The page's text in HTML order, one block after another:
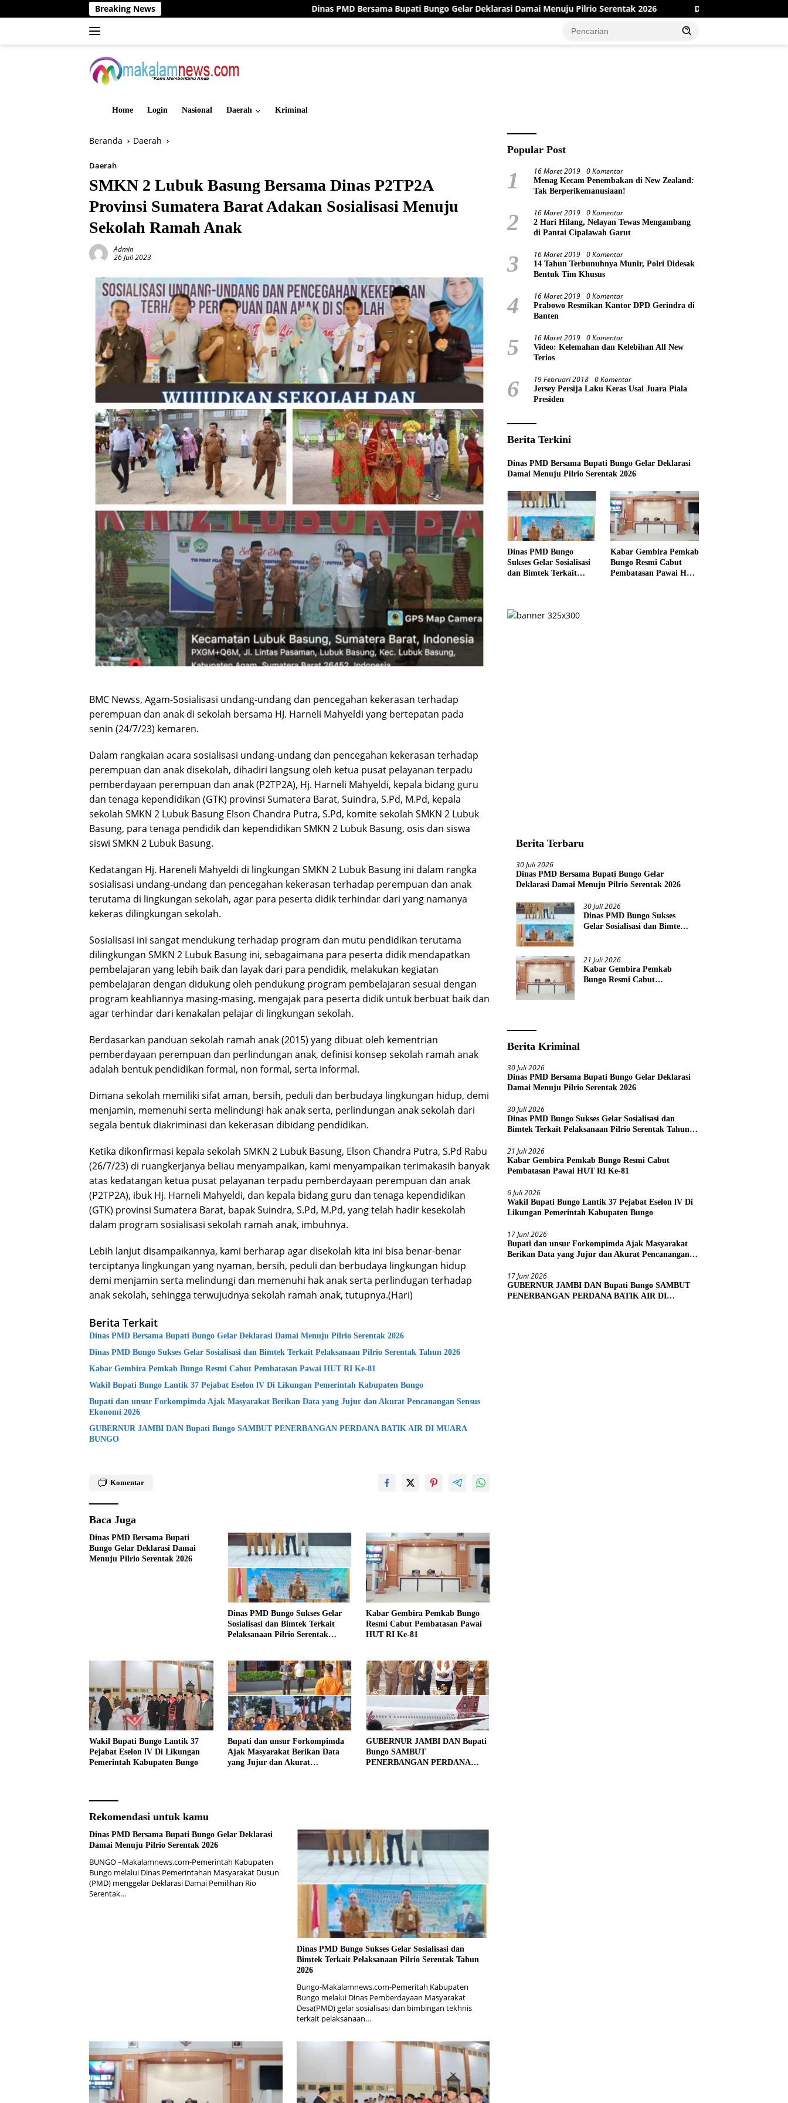
ke
Breaking News Dinas PMD Bersama Bupati Bungo Gelar Deklarasi Damai Menuju Pilrio Serentak 2026 Dinas PMD Bungo Sukses Gelar Sosialisasi
Home Login Nasional Daerah Kriminal
Beranda Daerah
Daerah
SMKN 2 Lubuk Basung Bersama Dinas P2TP2A
Provinsi Sumatera Barat Adakan Sosialisasi Menuju
Sekolah Ramah Anak
Admin
26 Juli 2023
BMC Newss, Agam-Sosialisasi undang-undang dan pencegahan kekerasan terhadap
perempuan dan anak di sekolah bersama HJ. Harneli Mahyeldi yang bertepatan pada
senin (24/7/23) kemaren.
Dalam rangkaian acara sosialisasi undang-undang dan pencegahan kekerasan terhadap
perempuan dan anak disekolah, dihadiri langsung oleh ketua pusat pelayanan terpadu
pemberdayaan perempuan dan anak (P2TP2A), Hj. Harneli Mahyeldi, kepala bidang guru
dan tenaga kependidikan (GTK) provinsi Sumatera Barat, Suindra, S.Pd, M.Pd, kepala
sekolah SMKN 2 Lubuk Basung Elson Chandra Putra, S.Pd, komite sekolah SMKN 2 Lubuk
Basung, para tenaga pendidik dan kependidikan SMKN 2 Lubuk Basung, osis dan siswa
siswi SMKN 2 Lubuk Basung.
Kedatangan Hj. Hareneli Mahyeldi di lingkungan SMKN 2 Lubuk Basung ini dalam rangka
sosialisasi undang-undang dan pencegahan kekerasan terhadap perempuan dan anak
terutama di lingkungan sekolah, agar para peserta didik terhindar dari yang namanya
kekeras dilingkungan sekolah.
Sosialisasi ini sangat mendukung terhadap program dan mutu pendidikan terutama
dilingkungan SMKN 2 Lubuk Basung ini, sebagaimana para peserta didik mendapatkan
pembelajaran yang lebih baik dan layak dari para pendidik, melakukan kegiatan
pembelajaran dengan didukung oleh pendukung program pembelajaran sesuai dengan
program keahliannya masing-masing, mengajak para peserta didik untuk berbuat baik dan
agar terhindar dari kenakalan pelajar di lingkungan sekolah.
Berdasarkan panduan sekolah ramah anak (2015) yang dibuat oleh kementrian
pemberdayaan perempuan dan perlindungan anak, definisi konsep sekolah ramah anak
adalah bentuk pendidikan formal, non formal, serta informal.
Dimana sekolah memiliki sifat aman, bersih, peduli dan berbudaya lingkungan hidup, demi
menjamin, memenuhi serta melindungi hak anak serta, perlindungan anak sekolah dari
segala bentuk diakriminasi dan kekerasan dibidang pendidikan.
Ketika dikonfirmasi kepala sekolah SMKN 2 Lubuk Basung, Elson Chandra Putra, S.Pd Rabu
(26/7/23) di ruangkerjanya beliau menyampaikan, kami menyampaikan terimakasih banyak
atas kedatangan ketua pusat pelayanan terpadu pemberdayaan perempuan dan anak
(P2TP2A), ibuk Hj. Harneli Mahyeldi, dan kepala bidang guru dan tenaga kependidikan
(GTK) provinsi Sumatera Barat, bapak Suindra, S.Pd, M.Pd, yang telah hadir kesekolah
dalam program sosialisasi sekolah ramah anak, imbuhnya.
Lebih lanjut disampaikannya, kami berharap agar disekolah kita ini bisa benar-benar
terciptanya lingkungan yang nyaman, bersih, peduli dan berbudaya lingkungan hidup
demi menjamin serta melindungi dan memenuhi hak anak serta perlindugan terhadap
anak sekolah, sehingga terwujudnya sekolah ramah anak, tutupnya.(Hari)
Berita Terkait
Dinas PMD Bersama Bupati Bungo Gelar Deklarasi Damai Menuju Pilrio Serentak 2026
Dinas PMD Bungo Sukses Gelar Sosialisasi dan Bimtek Terkait Pelaksanaan Pilrio Serentak Tahun 2026
Kabar Gembira Pemkab Bungo Resmi Cabut Pembatasan Pawai HUT RI Ke-81
Wakil Bupati Bungo Lantik 37 Pejabat Eselon lV Di Likungan Pemerintah Kabupaten Bungo
Bupati dan unsur Forkompimda Ajak Masyarakat Berikan Data yang Jujur dan Akurat Pencanangan Sensus
Ekonomi 2026
GUBERNUR JAMBI DAN Bupati Bungo SAMBUT PENERBANGAN PERDANA BATIK AIR DI MUARA
BUNGO
Komentar
Baca Juga
Dinas PMD Bersama Bupati
Bungo Gelar Deklarasi Damai
Menuju Pilrio Serentak 2026
Dinas PMD Bungo Sukses Gelar
Sosialisasi dan Bimtek Terkait
Pelaksanaan Pilrio Serentak
Kabar Gembira Pemkab Bungo
Resmi Cabut Pembatasan Pawai
HUT RI Ke-81
Wakil Bupati Bungo Lantik 37
Pejabat Eselon lV Di Likungan
Pemerintah Kabupaten Bungo
Bupati dan unsur Forkompimda
Ajak Masyarakat Berikan Data
yang Jujur dan Akurat
GUBERNUR JAMBI DAN Bupati
Bungo SAMBUT
PENERBANGAN PERDANA
Rekomendasi untuk kamu
Dinas PMD Bersama Bupati Bungo Gelar Deklarasi
Damai Menuju Pilrio Serentak 2026
BUNGO –Makalamnews.com-Pemerintah Kabupaten
Bungo melalui Dinas Pemerintahan Masyarakat Dusun
(PMD) menggelar Deklarasi Damai Pemilihan Rio
Serentak…
Dinas PMD Bungo Sukses Gelar Sosialisasi dan
Bimtek Terkait Pelaksanaan Pilrio Serentak Tahun
2026
Bungo-Makalamnews.com-Pemeritah Kabupaten
Bungo melalui Dinas Pemberdayaan Masyarakat
Desa(PMD) gelar sosialisasi dan bimbingan tekhnis
terkait pelaksanaan…
Popular Post
1 16 Maret 2019 0 Komentar
Menag Kecam Penembakan di New Zealand:
Tak Berperikemanusiaan!
2 16 Maret 2019 0 Komentar
2 Hari Hilang, Nelayan Tewas Mengambang
di Pantai Cipalawah Garut
3 16 Maret 2019 0 Komentar
14 Tahun Terbunuhnya Munir, Polri Didesak
Bentuk Tim Khusus
4 16 Maret 2019 0 Komentar
Prabowo Resmikan Kantor DPD Gerindra di
Banten
5 16 Maret 2019 0 Komentar
Video: Kelemahan dan Kelebihan All New
Terios
6 19 Februari 2018 0 Komentar
Jersey Persija Laku Keras Usai Juara Piala
Presiden
Berita Terkini
Dinas PMD Bersama Bupati Bungo Gelar Deklarasi
Damai Menuju Pilrio Serentak 2026
Dinas PMD Bungo
Sukses Gelar Sosialisasi
dan Bimtek Terkait
Kabar Gembira Pemkab
Bungo Resmi Cabut
Pembatasan Pawai HUT
Berita Terbaru
30 Juli 2026
Dinas PMD Bersama Bupati Bungo Gelar
Deklarasi Damai Menuju Pilrio Serentak 2026
30 Juli 2026
Dinas PMD Bungo Sukses
Gelar Sosialisasi dan Bimtek
21 Juli 2026
Kabar Gembira Pemkab
Bungo Resmi Cabut
Berita Kriminal
30 Juli 2026
Dinas PMD Bersama Bupati Bungo Gelar Deklarasi
Damai Menuju Pilrio Serentak 2026
30 Juli 2026
Dinas PMD Bungo Sukses Gelar Sosialisasi dan
Bimtek Terkait Pelaksanaan Pilrio Serentak Tahun
21 Juli 2026
Kabar Gembira Pemkab Bungo Resmi Cabut
Pembatasan Pawai HUT RI Ke-81
6 Juli 2026
Wakil Bupati Bungo Lantik 37 Pejabat Eselon lV Di
Likungan Pemerintah Kabupaten Bungo
17 Juni 2026
Bupati dan unsur Forkompimda Ajak Masyarakat
Berikan Data yang Jujur dan Akurat Pencanangan
17 Juni 2026
GUBERNUR JAMBI DAN Bupati Bungo SAMBUT
PENERBANGAN PERDANA BATIK AIR DI